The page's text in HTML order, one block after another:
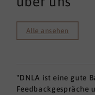
Alle ansehen
"DNLA ist eine gute
Feedbackgespräche